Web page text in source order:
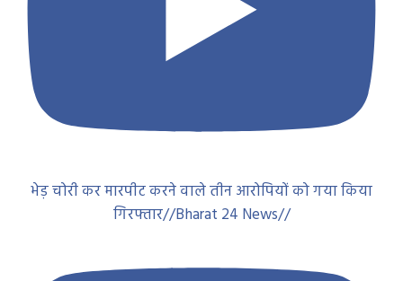
भेड़ चोरी कर मारपीट करने वाले तीन आरोपियों को गया किया
गिरफ्तार//Bharat 24 News//